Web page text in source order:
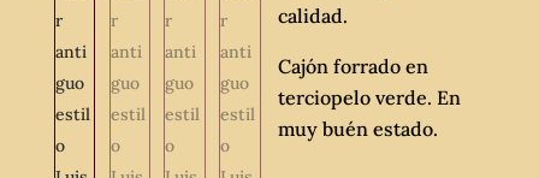
calidad.
Cajón forrado en
terciopelo verde. En
muy buén estado.